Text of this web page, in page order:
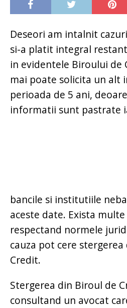
Deseori am intalnit
si-a platit integral
in evidentele Biroului de
mai poate solicita un alt
perioada de 5 ani,
informatii sunt pastrate
bancile si institutiile
aceste date. Exista
respectand normele
cauza pot cere
Credit.
Stergerea din Biroul de
consultand un avocat